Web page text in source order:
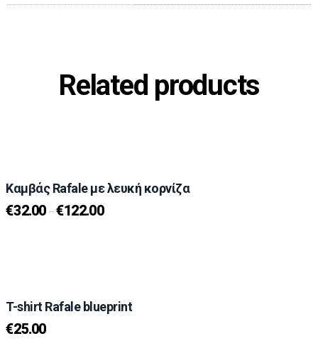
Related products
Καμβάς Rafale με λευκή κορνίζα
€32.00–€122.00
T-shirt Rafale blueprint
€25.00